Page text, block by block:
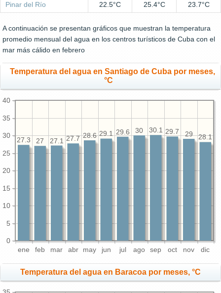
Pinar del Río
22.5°C 25.4°C 23.7°C
A continuación se presentan gráficos que muestran la temperatura
promedio mensual del agua en los centros turísticos de Cuba con el
mar más cálido en febrero
Temperatura del agua en Santiago de Cuba por meses,
°C
ene feb mar abr may jun jul ago sep oct nov dic
0
5
10
15
20
25
30
35
40
28.1
29
29.7
30.1
30
29.6
29.1
28.6
27.7
27.1
27
27.3
Temperatura del agua en Baracoa por meses, °C